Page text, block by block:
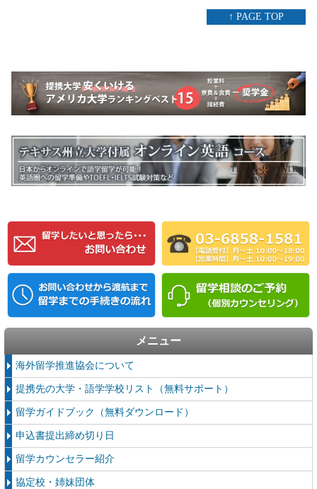
↑ PAGE TOP
メニュー
海外留学推進協会について
提携先の大学・語学学校リスト（無料サポート）
留学ガイドブック（無料ダウンロード）
申込書提出締め切り日
留学カウンセラー紹介
協定校・姉妹団体